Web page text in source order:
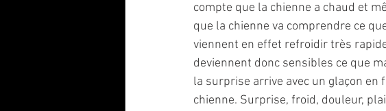
compte que la chienne a chaud et
que la chienne va comprendre ce
viennent en effet refroidir très
deviennent donc sensibles ce que
la surprise arrive avec un glaçon
chienne. Surprise, froid, douleur,